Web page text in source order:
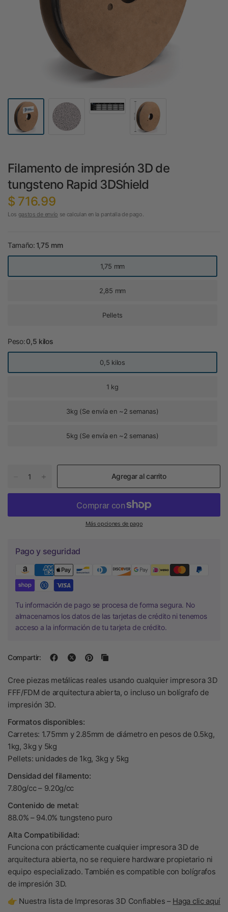
Filamento de impresión 3D de
tungsteno Rapid 3DShield
$ 716.99
Los gastos de envío se calculan en la pantalla de pago.
Tamaño: 1,75 mm
1,75 mm
2,85 mm
Pellets
Peso:0,5 kilos
0,5 kilos
1 kg
3kg (Se envía en ~2 semanas)
5kg (Se envía en ~2 semanas)
Agregar al carrito
Más opciones de pago
Pago y seguridad
Tu información de pago se procesa de forma segura. No
almacenamos los datos de las tarjetas de crédito ni tenemos
acceso a la información de tu tarjeta de crédito.
Compartir:
Cree piezas metálicas reales usando cualquier impresora 3D
FFF/FDM de arquitectura abierta, o incluso un bolígrafo de
impresión 3D.
Formatos disponibles:
Carretes: 1.75mm y 2.85mm de diámetro en pesos de 0.5kg,
1kg, 3kg y 5kg
Pellets: unidades de 1kg, 3kg y 5kg
Densidad del filamento:
7.80g/cc – 9.20g/cc
Contenido de metal:
88.0% – 94.0% tungsteno puro
Alta Compatibilidad:
Funciona con prácticamente cualquier impresora 3D de
arquitectura abierta, no se requiere hardware propietario ni
equipo especializado. También es compatible con bolígrafos
de impresión 3D.
👉 Nuestra lista de Impresoras 3D Confiables – Haga clic aquí